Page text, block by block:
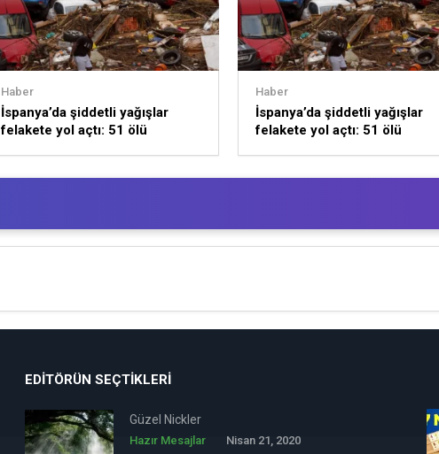
Haber
İspanya’da şiddetli yağışlar
felakete yol açtı: 51 ölü
Haber
İspanya’da şiddetli yağışlar
felakete yol açtı: 51 ölü
EDITÖRÜN SEÇTIKLERI
Güzel Nickler
Hazır Mesajlar Nisan 21, 2020